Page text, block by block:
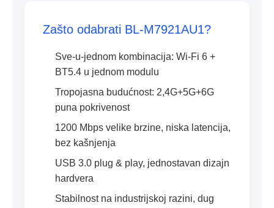
Zašto odabrati BL-M7921AU1?
Sve-u-jednom kombinacija: Wi-Fi 6 +
BT5.4 u jednom modulu
Tropojasna budućnost: 2,4G+5G+6G
puna pokrivenost
1200 Mbps velike brzine, niska latencija,
bez kašnjenja
USB 3.0 plug & play, jednostavan dizajn
hardvera
Stabilnost na industrijskoj razini, dug